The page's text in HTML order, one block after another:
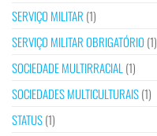
SERVIÇO MILITAR (1)
SERVIÇO MILITAR OBRIGATÓRIO (1)
SOCIEDADE MULTIRRACIAL (1)
SOCIEDADES MULTICULTURAIS(1)
STATUS(1)